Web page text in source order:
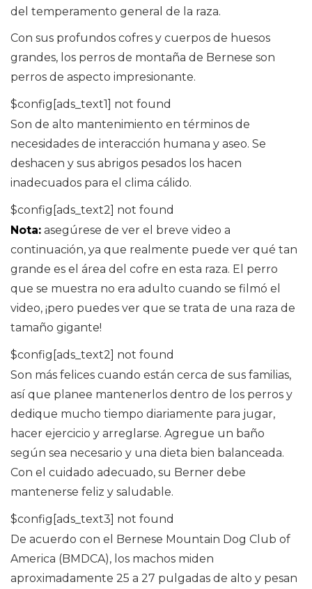
del temperamento general de la raza.
Con sus profundos cofres y cuerpos de huesos
grandes, los perros de montaña de Bernese son
perros de aspecto impresionante.
$config[ads_text1] not found
Son de alto mantenimiento en términos de
necesidades de interacción humana y aseo. Se
deshacen y sus abrigos pesados ​​los hacen
inadecuados para el clima cálido.
$config[ads_text2] not found
Nota: asegúrese de ver el breve video a
continuación, ya que realmente puede ver qué tan
grande es el área del cofre en esta raza. El perro
que se muestra no era adulto cuando se filmó el
video, ¡pero puedes ver que se trata de una raza de
tamaño gigante!
$config[ads_text2] not found
Son más felices cuando están cerca de sus familias,
así que planee mantenerlos dentro de los perros y
dedique mucho tiempo diariamente para jugar,
hacer ejercicio y arreglarse. Agregue un baño
según sea necesario y una dieta bien balanceada.
Con el cuidado adecuado, su Berner debe
mantenerse feliz y saludable.
$config[ads_text3] not found
De acuerdo con el Bernese Mountain Dog Club of
America (BMDCA), los machos miden
aproximadamente 25 a 27 pulgadas de alto y pesan